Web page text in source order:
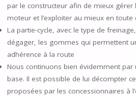
par le constructeur afin de mieux
moteur et l’exploiter au mieux en toute
La partie-cycle, avec le type de
dégager, les gommes qui permettent
adhérence à la route
Nous continuons bien évidemment par
base. Il est possible de lui décompter
proposées par les concessionnaires à